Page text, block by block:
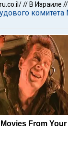
// В Израиле //
From Your